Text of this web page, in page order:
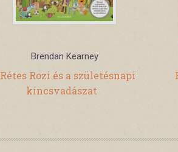
Brendan Kearney
Rétes Rozi és a születésnapi
kincsvadászat